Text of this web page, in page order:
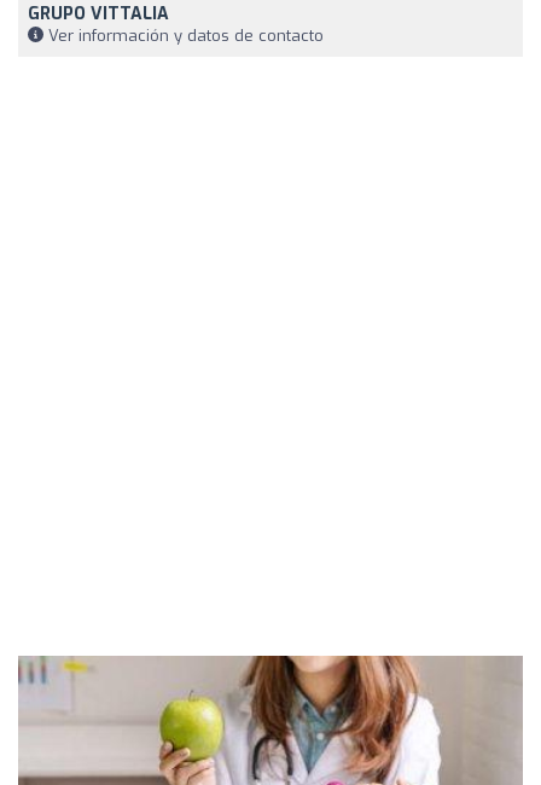
GRUPO VITTALIA
Ver información y datos de contacto